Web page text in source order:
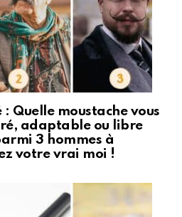
Quelle moustache vous
adaptable ou libre
3 hommes à
votre vrai moi !